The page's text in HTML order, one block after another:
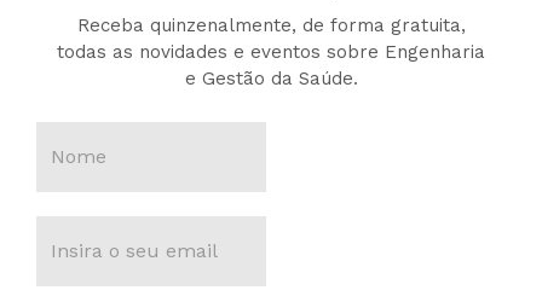
Receba quinzenalmente, de forma gratuita,
todas as novidades e eventos sobre Engenharia
e Gestão da Saúde.